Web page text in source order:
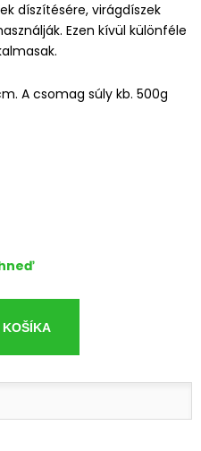
díszítésére, virágdíszek
Ezen kívül különféle
A csomag súly kb. 500g
KOŠÍKA